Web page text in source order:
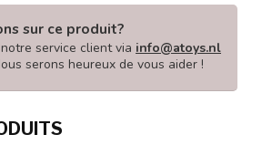
sur ce produit?
service client via info@atoys.nl
serons heureux de vous aider !